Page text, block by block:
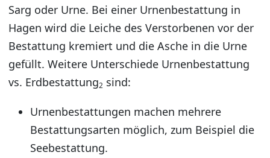
Sarg oder Urne. Bei einer Urnenbestattung in
Hagen wird die Leiche des Verstorbenen vor der
Bestattung kremiert und die Asche in die Urne
gefüllt. Weitere Unterschiede Urnenbestattung
vs. Erdbestattung2 sind:
Urnenbestattungen machen mehrere
Bestattungsarten möglich, zum Beispiel die
Seebestattung.